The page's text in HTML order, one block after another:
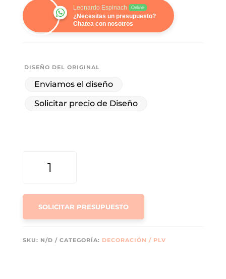
Leonardo Espinach Online
¿Necesitas un presupuesto?
Chatea con nosotros
DISEÑO DEL ORIGINAL
Enviamos el diseño
Solicitar precio de Diseño
SOLICITAR PRESUPUESTO
SKU: N/D CATEGORÍA: DECORACIÓN / PLV